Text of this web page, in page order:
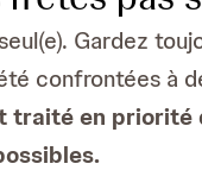
Gardez
confrontées à
en priorité